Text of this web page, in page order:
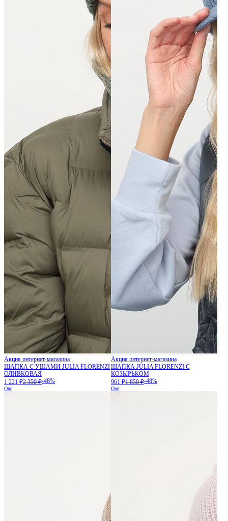
Акция интернет-магазина
ШАПКА С УШАМИ JULIA FLORENZI
ОЛИВКОВАЯ
1 221 ₽2 350 ₽-48%
One
Акция интернет-магазина
ШАПКА JULIA FLORENZI С
КОЗЫРЬКОМ
961 ₽1 850 ₽-48%
One